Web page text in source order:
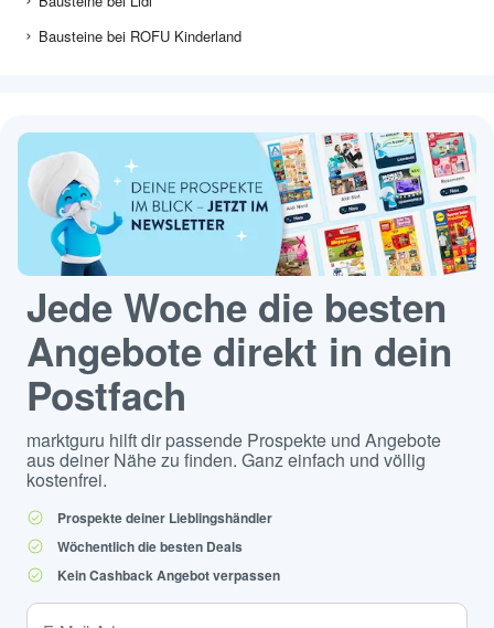
Bausteine bei ROFU Kinderland
Jede Woche die besten
Angebote direkt in dein
Postfach
marktguru hilft dir passende Prospekte und Angebote
aus deiner Nähe zu finden. Ganz einfach und völlig
kostenfrei.
Prospekte deiner Lieblingshändler
Wöchentlich die besten Deals
Kein Cashback Angebot verpassen